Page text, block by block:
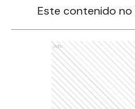
Este contenido
Ads